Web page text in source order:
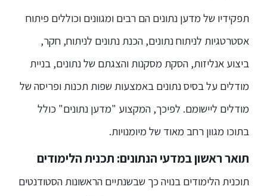
הרשמו
עכשיו
תפקידיו של מדען נתונים הם רבים ומגוונים וכוללים פיתוח
אסטרטגיות לניתוח נתונים, הכנת נתונים לניתוח, חקר,
ביצוע אנליזות, הסקת מסקנות והצגתם של נתונים, בניית
מודלים על בסיס נתונים באמצעות שפות תכנות ופריסה של
מודלים ליישומם. לפיכך, המקצוע "מדען נתונים" כולל
בתוכו מגוון רחב מאוד של מיומנויות.
תואר ראשון במדעי הנתונים: תכנית הלימודים
תוכנית הלימודים בנויה כך שבשנתיים הראשונות הסטודנטים